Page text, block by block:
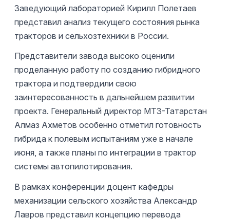
Заведующий лабораторией Кирилл Полетаев
представил анализ текущего состояния рынка
тракторов и сельхозтехники в России.
Представители завода высоко оценили
проделанную работу по созданию гибридного
трактора и подтвердили свою
заинтересованность в дальнейшем развитии
проекта. Генеральный директор МТЗ-Татарстан
Алмаз Ахметов особенно отметил готовность
гибрида к полевым испытаниям уже в начале
июня, а также планы по интеграции в трактор
системы автопилотирования.
В рамках конференции доцент кафедры
механизации сельского хозяйства Александр
Лавров представил концепцию перевода